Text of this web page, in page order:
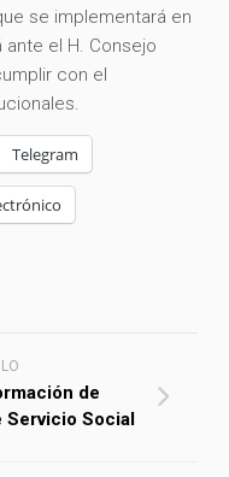
se implementará en
el H. Consejo
con el
Telegram
de
Servicio Social